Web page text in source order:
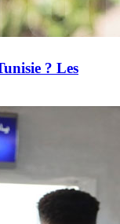
? Les